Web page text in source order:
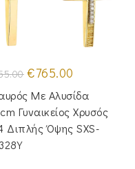
Original
price
was:
€955.00.
€765.00
τιμή
είναι:
€765.00.
Με Αλυσίδα
Γυναικείος Χρυσός
Διπλής Όψης SXS-